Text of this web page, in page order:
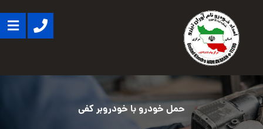
حمل خودرو با خودروبر کفی